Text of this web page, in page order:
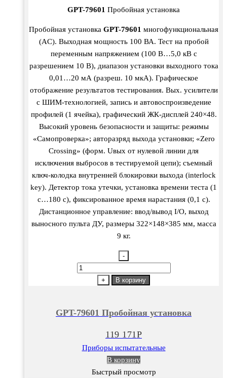
GPT-79601 Пробойная установка
Пробойная установка GPT-79601 многофункциональная
(AC). Выходная мощность 100 ВА. Тест на пробой
переменным напряжением (100 В…5,0 кВ с
разрешением 10 В), диапазон установки выходного тока
0,01…20 мА (разреш. 10 мкА). Графическое
отображение результатов тестирования. Вых. усилители
с ШИМ-технологией, запись и автовоспроизведение
профилей (1 ячейка), графический ЖК-дисплей 240×48.
Высокий уровень безопасности и защиты: режимы
«Самопроверка»; авторазряд выхода установки; «Zero
Crossing» (форм. Uвых от нулевой линии для
исключения выбросов в тестируемой цепи); съемный
ключ-колодка внутренней блокировки выхода (interlock
key). Детектор тока утечки, установка времени теста (1
с…180 с), фиксированное время нарастания (0,1 с).
Дистанционное управление: ввод/вывод I/O, выход
выносного пульта ДУ, размеры 322×148×385 мм, масса
9 кг.
-
Количество
Пробойная
+ В корзину
GPT-79601 Пробойная установка
119 171Р
Приборы испытательные
В корзину
Быстрый просмотр